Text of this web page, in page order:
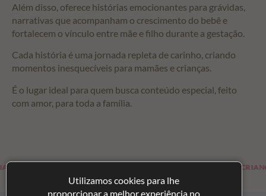
Além disso, oferece histórias emocionantes para grávidas,
narrativas que acompanham o crescimento do bebê e
fortalecem o vínculo entre mãe e filho durante a gestação.
Cada história é uma jornada repleta de carinho, criando
momentos inesquecíveis para mamães e crianças.
É o lugar ideal para quem busca conteúdo especial, feito
com amor, para toda a família.
FUTURAS MAMÃES HISTÓRIAS PARA CRIANÇAS
Utilizamos cookies para lhe
proporcionar a melhor experiência no